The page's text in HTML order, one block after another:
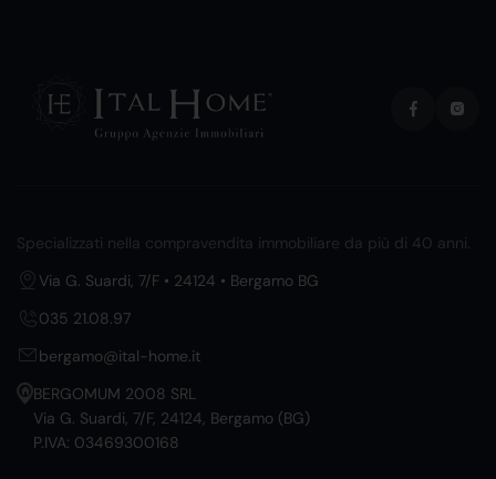
Specializzati nella compravendita immobiliare da più di 40 anni.
Via G. Suardi, 7/F • 24124 • Bergamo BG
035 21.08.97
bergamo@ital-home.it
BERGOMUM 2008 SRL
Via G. Suardi, 7/F, 24124, Bergamo (BG)
P.IVA: 03469300168